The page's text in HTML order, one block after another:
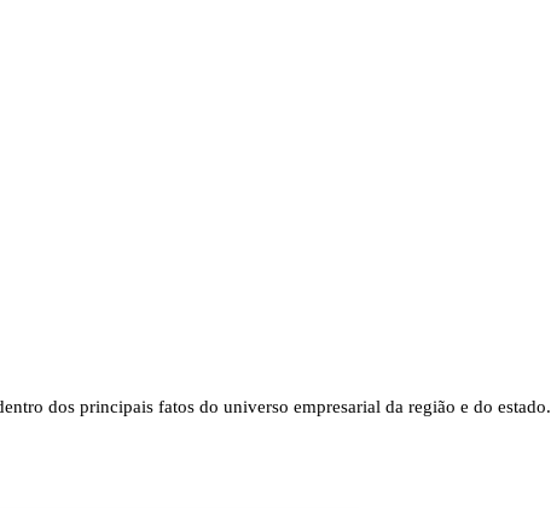
dos principais fatos do universo empresarial da região e do estado.